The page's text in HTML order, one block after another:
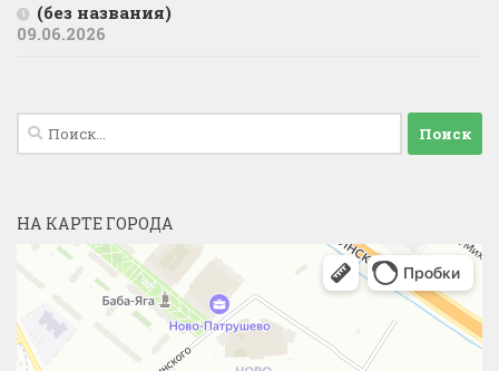
(без названия)
09.06.2026
Найти:
НА КАРТЕ ГОРОДА